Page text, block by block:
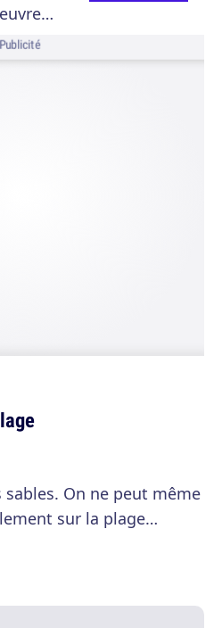
Publicité
On ne peut même
sur la plage…